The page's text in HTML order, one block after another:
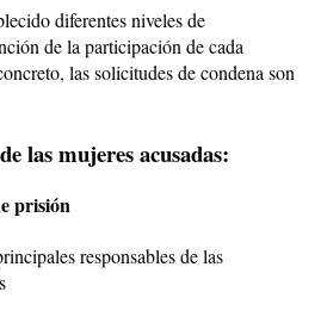
diferentes niveles de
de la participación de cada
las solicitudes de condena son
las mujeres acusadas:
prisión
responsables de las